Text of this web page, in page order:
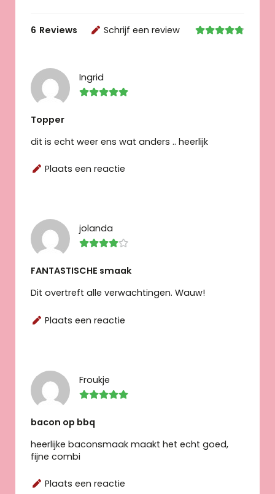
6 Reviews Schrijf een review
Ingrid
Topper
dit is echt weer ens wat anders .. heerlijk
Plaats een reactie
jolanda
FANTASTISCHE smaak
Dit overtreft alle verwachtingen. Wauw!
Plaats een reactie
Froukje
bacon op bbq
heerlijke baconsmaak maakt het echt goed,
fijne combi
Plaats een reactie